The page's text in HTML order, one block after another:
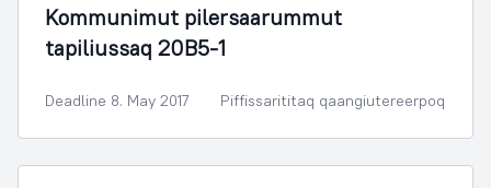
Kommunimut pilersaarummut
tapiliussaq 20B5-1
Deadline 8. May 2017 Piffissarititaq qaangiutereerpoq